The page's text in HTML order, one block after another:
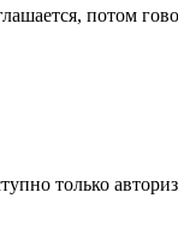
потом
только